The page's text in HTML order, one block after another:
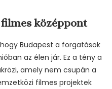
középpont
Budapest a forgatások
az élen jár. Ez a tény a
amely nem csupán a
filmes projektek